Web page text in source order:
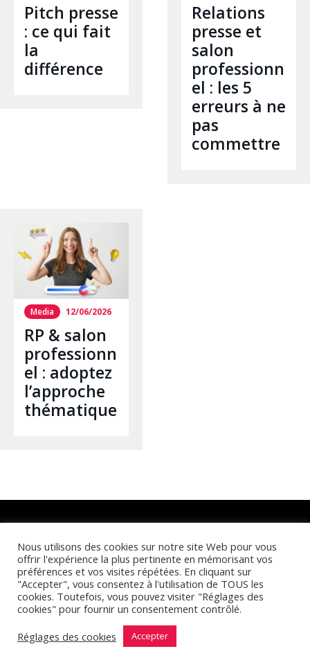
Pitch presse
: ce qui fait
la
différence
Relations
presse et
salon
professionn
el : les 5
erreurs à ne
pas
commettre
Media 12/06/2026
RP & salon
professionn
el : adoptez
l’approche
thématique
© Cymbioz 2025 |Mentions Légales
Nous utilisons des cookies sur notre site Web pour vous
offrir l'expérience la plus pertinente en mémorisant vos
préférences et vos visites répétées. En cliquant sur
"Accepter", vous consentez à l'utilisation de TOUS les
cookies. Toutefois, vous pouvez visiter "Réglages des
cookies" pour fournir un consentement contrôlé.
Réglages des cookies
Accepter